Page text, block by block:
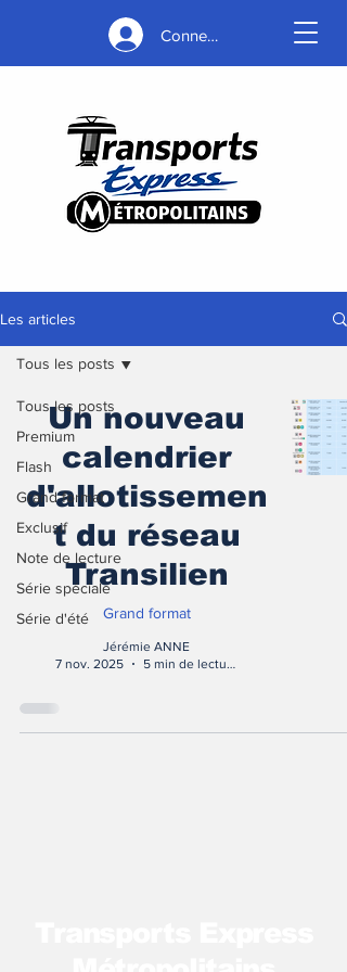
Connexion
Les articles
Tous les posts
Premium
Flash
Grand format
Exclusif
Note de lecture
Série spéciale
Série d'été
Tous les posts
Un nouveau
calendrier
d'allotissemen
t du réseau
Transilien
Grand format
Jérémie ANNE
7 nov. 2025
5 min de lecture